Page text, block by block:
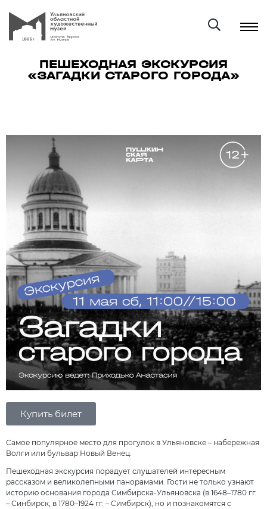
ПЕШЕХОДНАЯ ЭКСКУРСИЯ
«ЗАГАДКИ СТАРОГО ГОРОДА»
Купить билет
Самое популярное место для прогулок в Ульяновске – набережная
Волги или бульвар Новый Венец.
Пешеходная экскурсия порадует слушателей интересным
рассказом и великолепными панорамами. Гости не только узнают
историю основания города Симбирска-Ульяновска (в 1648–1780 гг.
– Синбирск, в 1780–1924 гг. – Симбирск), но и познакомятся с